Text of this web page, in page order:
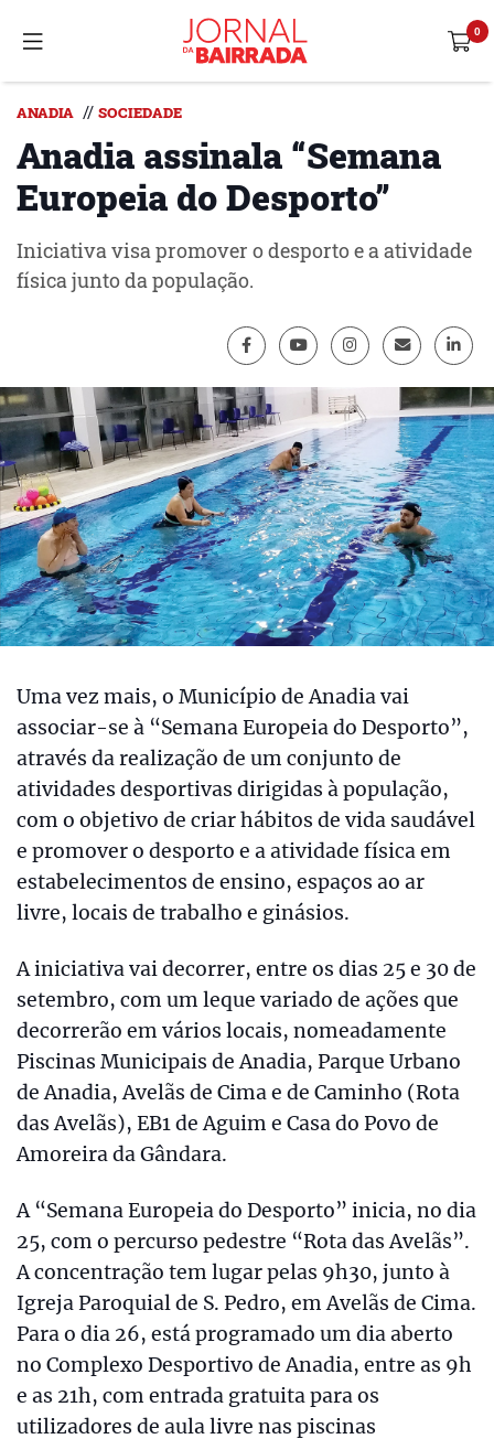
ANADIA // SOCIEDADE
Anadia assinala “Semana
Europeia do Desporto”
Iniciativa visa promover o desporto e a atividade
física junto da população.
Uma vez mais, o Município de Anadia vai
associar-se à “Semana Europeia do Desporto”,
através da realização de um conjunto de
atividades desportivas dirigidas à população,
com o objetivo de criar hábitos de vida saudável
e promover o desporto e a atividade física em
estabelecimentos de ensino, espaços ao ar
livre, locais de trabalho e ginásios.
A iniciativa vai decorrer, entre os dias 25 e 30 de
setembro, com um leque variado de ações que
decorrerão em vários locais, nomeadamente
Piscinas Municipais de Anadia, Parque Urbano
de Anadia, Avelãs de Cima e de Caminho (Rota
das Avelãs), EB1 de Aguim e Casa do Povo de
Amoreira da Gândara.
A “Semana Europeia do Desporto” inicia, no dia
25, com o percurso pedestre “Rota das Avelãs”.
A concentração tem lugar pelas 9h30, junto à
Igreja Paroquial de S. Pedro, em Avelãs de Cima.
Para o dia 26, está programado um dia aberto
no Complexo Desportivo de Anadia, entre as 9h
e as 21h, com entrada gratuita para os
utilizadores de aula livre nas piscinas